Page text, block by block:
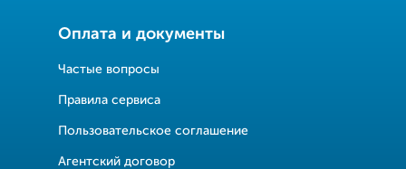
Оплата и документы
Частые вопросы
Правила сервиса
Пользовательское соглашение
Агентский договор